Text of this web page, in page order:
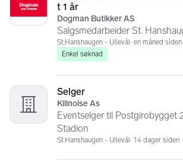
t 1 år
Dogman Butikker AS
Salgsmedarbeider St.
St.Hanshaugen - Ullevål
en måned siden
Enkel søknad
Selger
Killnoise As
Eventselger til Postgirobygget
Stadion
St.Hanshaugen - Ullevål 14 dager siden